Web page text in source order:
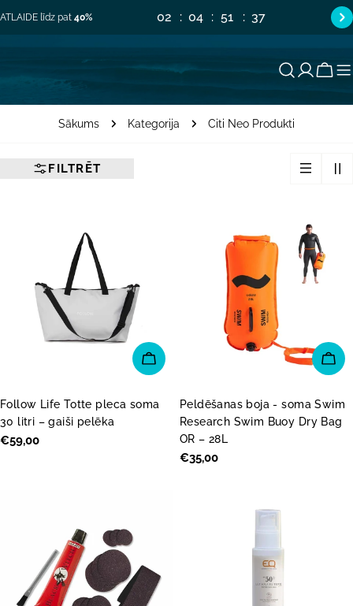
ATLAIDE līdz pat 40% 02 04 51 36
Sākums Kategorija Citi Neo Produkti
FILTRĒT
PIEVIENOT GROZAM
Follow Life Totte pleca soma
30 litri – gaiši pelēka
Parastā
€59,00
Peldēšanas boja - soma Swim
Research Swim Buoy Dry Bag
OR – 28L
Parastā
€35,00